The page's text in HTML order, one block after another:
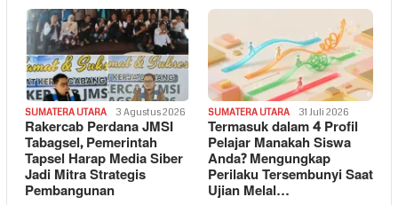
SUMATERA UTARA 3 Agustus 2026
Rakercab Perdana JMSI
Tabagsel, Pemerintah
Tapsel Harap Media Siber
Jadi Mitra Strategis
Pembangunan
SUMATERA UTARA 31 Juli 2026
Termasuk dalam 4 Profil
Pelajar Manakah Siswa
Anda? Mengungkap
Perilaku Tersembunyi Saat
Ujian Melal…